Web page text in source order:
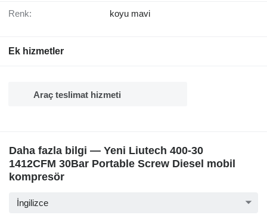
Renk: koyu mavi
Ek hizmetler
Araç teslimat hizmeti
Daha fazla bilgi — Yeni Liutech 400-30
1412CFM 30Bar Portable Screw Diesel mobil
kompresör
İngilizce